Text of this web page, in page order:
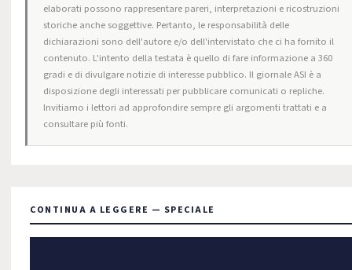
elaborati possono rappresentare pareri, interpretazioni e ricostruzioni
storiche anche soggettive. Pertanto, le responsabilità delle
dichiarazioni sono dell'autore e/o dell'intervistato che ci ha fornito il
contenuto. L'intento della testata è quello di fare informazione a 360
gradi e di divulgare notizie di interesse pubblico. Il giornale ASI è a
disposizione degli interessati per pubblicare comunicati o repliche.
Invitiamo i lettori ad approfondire sempre gli argomenti trattati e a
consultare più fonti.
CONTINUA A LEGGERE — SPECIALE